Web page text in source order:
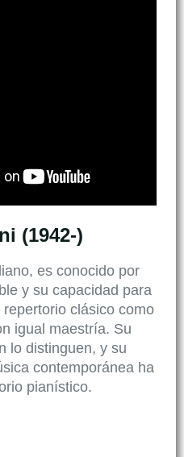
(1942-)
es conocido por
y su capacidad para
clásico como
igual maestría. Su
lo distinguen, y su
contemporánea ha
pianístico.